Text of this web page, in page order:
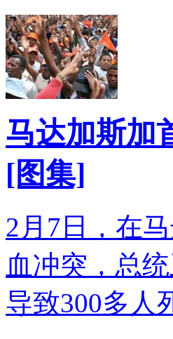
马达加斯加
[图集]
2月7日，在
血冲突，总
导致300多人